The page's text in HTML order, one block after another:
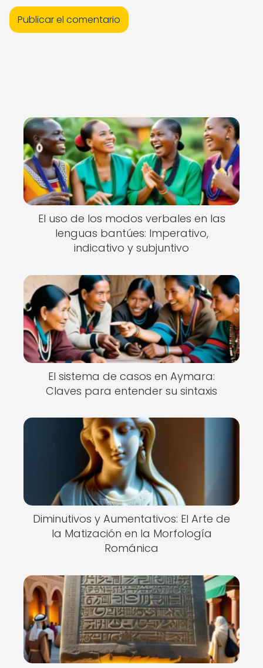
El uso de los modos verbales en las
lenguas bantúes: Imperativo,
indicativo y subjuntivo
El sistema de casos en Aymara:
Claves para entender su sintaxis
Diminutivos y Aumentativos: El Arte de
la Matización en la Morfología
Románica